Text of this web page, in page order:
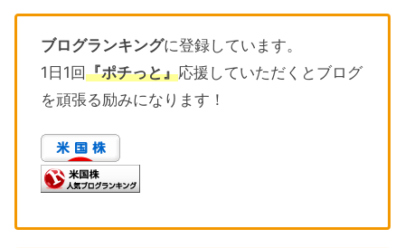
ブログランキングに登録しています。
1日1回『ポチっと』応援していただくとブログ
を頑張る励みになります！